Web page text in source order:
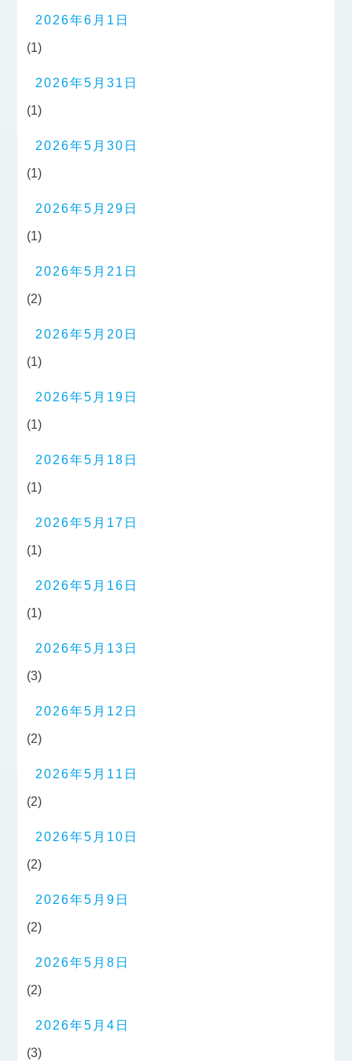
2026年6月1日
(1)
2026年5月31日
(1)
2026年5月30日
(1)
2026年5月29日
(1)
2026年5月21日
(2)
2026年5月20日
(1)
2026年5月19日
(1)
2026年5月18日
(1)
2026年5月17日
(1)
2026年5月16日
(1)
2026年5月13日
(3)
2026年5月12日
(2)
2026年5月11日
(2)
2026年5月10日
(2)
2026年5月9日
(2)
2026年5月8日
(2)
2026年5月4日
(3)